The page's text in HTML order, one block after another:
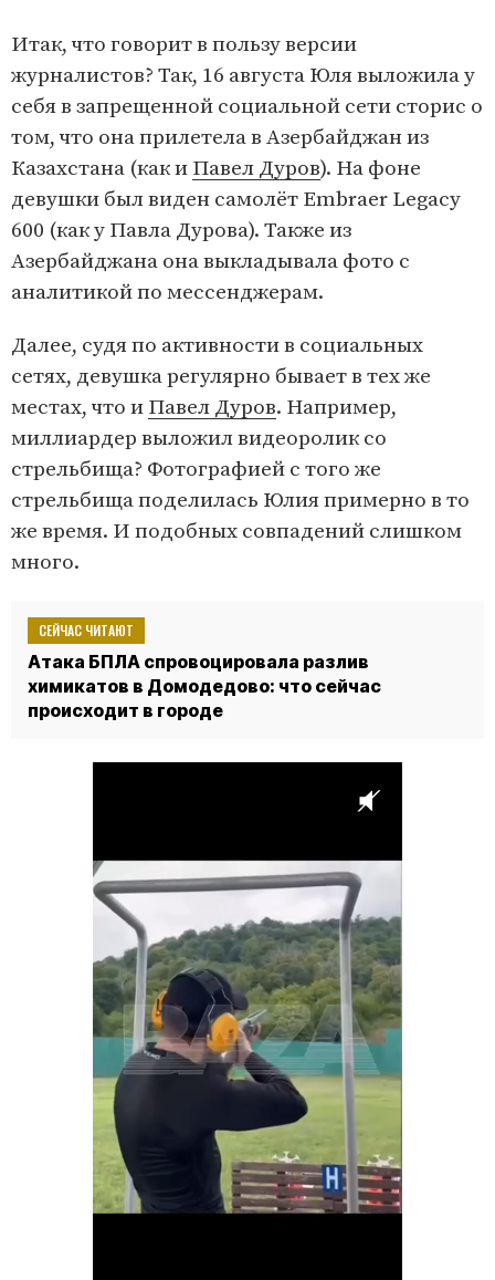
Итак, что говорит в пользу версии
журналистов? Так, 16 августа Юля выложила у
себя в запрещенной социальной сети сторис о
том, что она прилетела в Азербайджан из
Казахстана (как и Павел Дуров). На фоне
девушки был виден самолёт Embraer Legacy
600 (как у Павла Дурова). Также из
Азербайджана она выкладывала фото с
аналитикой по мессенджерам.
Далее, судя по активности в социальных
сетях, девушка регулярно бывает в тех же
местах, что и Павел Дуров. Например,
миллиардер выложил видеоролик со
стрельбища? Фотографией с того же
стрельбища поделилась Юлия примерно в то
же время. И подобных совпадений слишком
много.
СЕЙЧАС ЧИТАЮТ
Атака БПЛА спровоцировала разлив
химикатов в Домодедово: что сейчас
происходит в городе